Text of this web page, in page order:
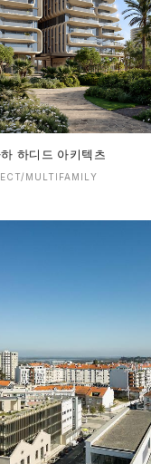
하디드 아키텍츠
MULTIFAMILY